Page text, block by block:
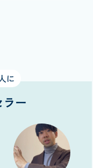
に
ラー